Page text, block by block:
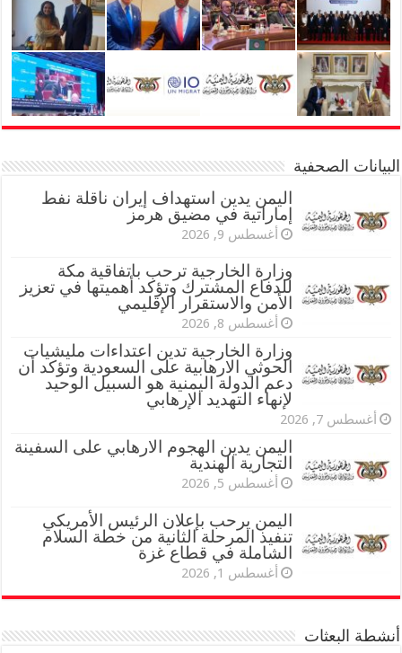
البيانات الصحفية
اليمن يدين استهداف إيران ناقلة نفط
إماراتية في مضيق هرمز
أغسطس 9, 2026
وزارة الخارجية ترحب باتفاقية مكة
للدفاع المشترك وتؤكد أهميتها في تعزيز
الأمن والاستقرار الإقليمي
أغسطس 8, 2026
وزارة الخارجية تدين اعتداءات مليشيات
الحوثي الارهابية على السعودية وتؤكد أن
دعم الدولة اليمنية هو السبيل الوحيد
لإنهاء التهديد الإرهابي
أغسطس 7, 2026
اليمن يدين الهجوم الارهابي على السفينة
التجارية الهندية
أغسطس 5, 2026
اليمن يرحب بإعلان الرئيس الأمريكي
تنفيذ المرحلة الثانية من خطة السلام
الشاملة في قطاع غزة
أغسطس 1, 2026
أنشطة البعثات